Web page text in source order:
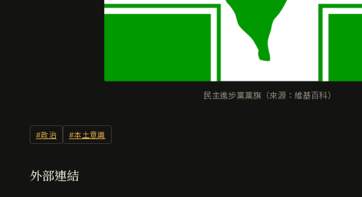
民主進步黨黨旗（來源：維基百科）
#政治 #本土意識
外部連結